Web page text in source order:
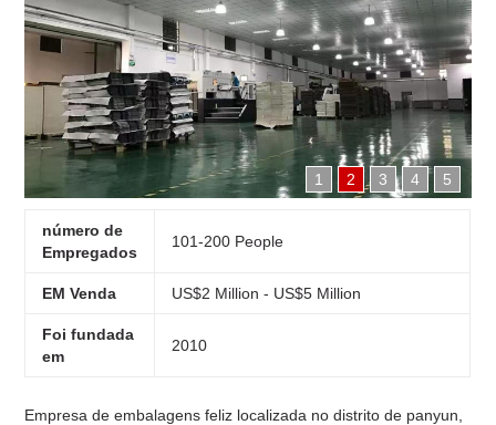
1 2 3 4 5
número de
Empregados
101-200 People
EM Venda US$2 Million - US$5 Million
Foi fundada
em
2010
Empresa de embalagens feliz localizada no distrito de panyun,